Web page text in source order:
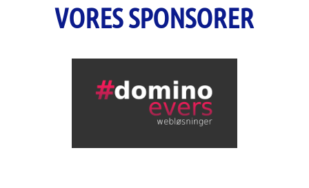
VORES SPONSORER